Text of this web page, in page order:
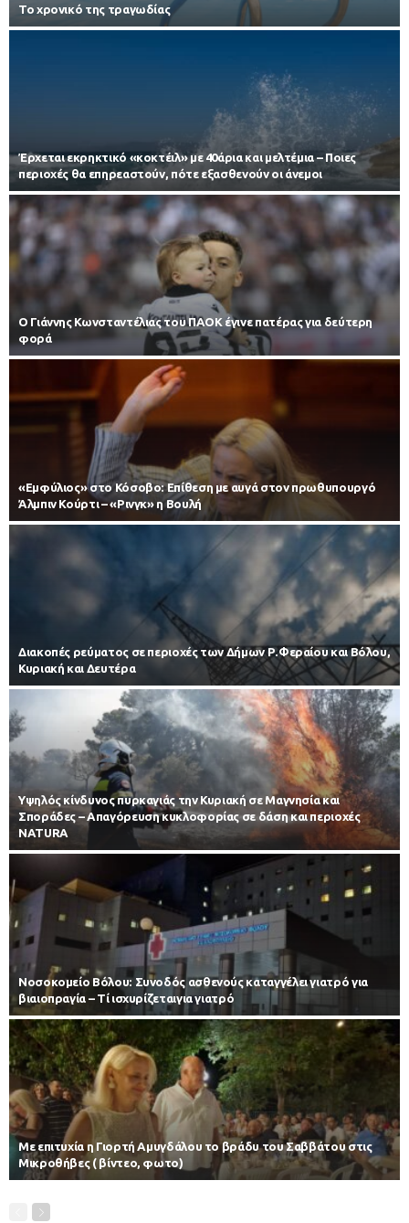
Το χρονικό της τραγωδίας
Έρχεται εκρηκτικό «κοκτέιλ» με 40άρια και μελτέμια – Ποιες
περιοχές θα επηρεαστούν, πότε εξασθενούν οι άνεμοι
Ο Γιάννης Κωνσταντέλιας του ΠΑΟΚ έγινε πατέρας για δεύτερη
φορά
«Εμφύλιος» στο Κόσοβο: Επίθεση με αυγά στον πρωθυπουργό
Άλμπιν Κούρτι – «Ρινγκ» η Βουλή
Διακοπές ρεύματος σε περιοχές των Δήμων Ρ.Φεραίου και Βόλου,
Κυριακή και Δευτέρα
Υψηλός κίνδυνος πυρκαγιάς την Κυριακή σε Μαγνησία και
Σποράδες – Απαγόρευση κυκλοφορίας σε δάση και περιοχές
NATURA
Νοσοκομείο Βόλου: Συνοδός ασθενούς καταγγέλει γιατρό για
βιαιοπραγία – Τί ισχυρίζεταιγια γιατρό
Με επιτυχία η Γιορτή Αμυγδάλου το βράδυ του Σαββάτου στις
Μικροθήβες ( βίντεο, φωτο)